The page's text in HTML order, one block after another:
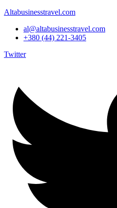
Altabusinesstravel.com
al@altabusinesstravel.com
+380 (44) 221-3405
Twitter